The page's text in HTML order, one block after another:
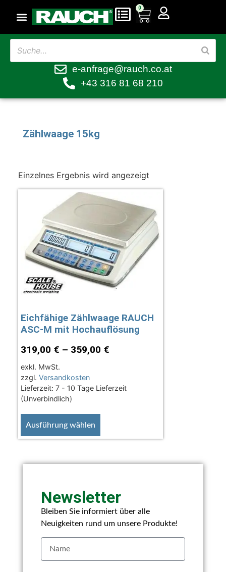
0
e-anfrage@rauch.co.at
+43 316 81 68 210
Zählwaage 15kg
Einzelnes Ergebnis wird angezeigt
Eichfähige Zählwaage RAUCH
ASC-M mit Hochauflösung
319,00 € – 359,00 €
exkl. MwSt.
zzgl. Versandkosten
Lieferzeit: 7 - 10 Tage Lieferzeit
(Unverbindlich)
Ausführung wählen
Newsletter
Bleiben Sie informiert über alle
Neuigkeiten rund um unsere Produkte!